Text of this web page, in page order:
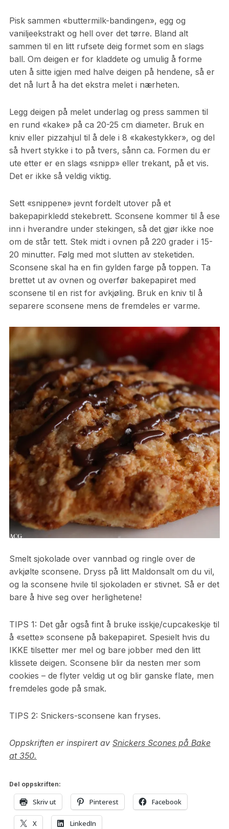
Pisk sammen «buttermilk-bandingen», egg og
vaniljeekstrakt og hell over det tørre. Bland alt
sammen til en litt rufsete deig formet som en slags
ball. Om deigen er for kladdete og umulig å forme
uten å sitte igjen med halve deigen på hendene, så er
det nå lurt å ha det ekstra melet i nærheten.
Legg deigen på melet underlag og press sammen til
en rund «kake» på ca 20-25 cm diameter. Bruk en
kniv eller pizzahjul til å dele i 8 «kakestykker», og del
så hvert stykke i to på tvers, sånn ca. Formen du er
ute etter er en slags «snipp» eller trekant, på et vis.
Det er ikke så veldig viktig.
Sett «snippene» jevnt fordelt utover på et
bakepapirkledd stekebrett. Sconsene kommer til å ese
inn i hverandre under stekingen, så det gjør ikke noe
om de står tett. Stek midt i ovnen på 220 grader i 15-
20 minutter. Følg med mot slutten av steketiden.
Sconsene skal ha en fin gylden farge på toppen. Ta
brettet ut av ovnen og overfør bakepapiret med
sconsene til en rist for avkjøling. Bruk en kniv til å
separere sconsene mens de fremdeles er varme.
Smelt sjokolade over vannbad og ringle over de
avkjølte sconsene. Dryss på litt Maldonsalt om du vil,
og la sconsene hvile til sjokoladen er stivnet. Så er det
bare å hive seg over herlighetene!
TIPS 1: Det går også fint å bruke isskje/cupcakeskje til
å «sette» sconsene på bakepapiret. Spesielt hvis du
IKKE tilsetter mer mel og bare jobber med den litt
klissete deigen. Sconsene blir da nesten mer som
cookies – de flyter veldig ut og blir ganske flate, men
fremdeles gode på smak.
TIPS 2: Snickers-sconsene kan fryses.
Oppskriften er inspirert av Snickers Scones på Bake
at 350.
Del oppskriften:
Skriv ut Pinterest Facebook
X LinkedIn